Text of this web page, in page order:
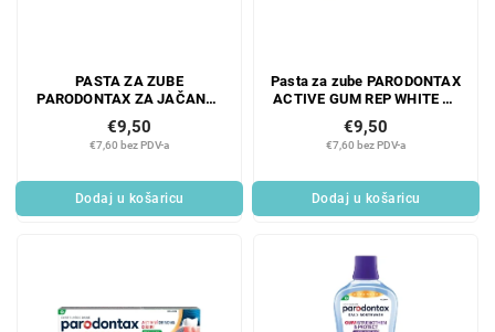
PASTA ZA ZUBE
PARODONTAX ZA JAČANJE
75 ML
€7,60 bez PDV-a
€9,50
Dodaj u košaricu
Pasta za zube PARODONTAX
ACTIVE GUM REP WHITE 75
€7,60 bez PDV-a
€9,50
Dodaj u košaricu